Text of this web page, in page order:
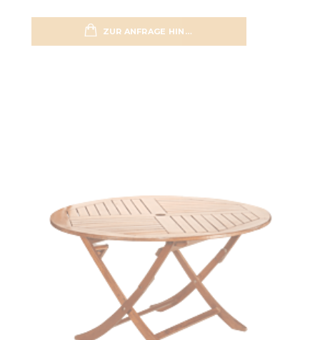
ZUR ANFRAGE HINZUFÜGEN